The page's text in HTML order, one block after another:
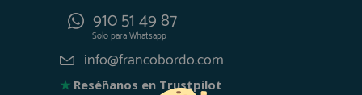
910 51 49 87
Solo paraWhatsapp
info@francobordo.com
★ Reséñanos en Trustpilot